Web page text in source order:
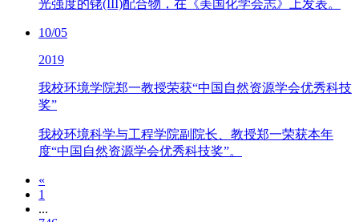
光强度的铑(III)配合物，在《美国化学会志》上发表。
10/05
2019
我校环境学院郑一教授荣获“中国自然资源学会优秀科技
奖”
我校环境科学与工程学院副院长、教授郑一荣获本年
度“中国自然资源学会优秀科技奖”。
«
1
...